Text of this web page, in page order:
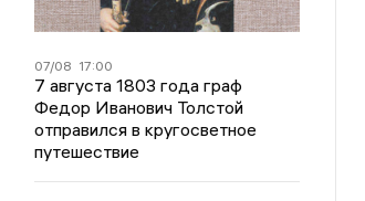
07/08 17:00
7 августа 1803 года граф
Федор Иванович Толстой
отправился в кругосветное
путешествие